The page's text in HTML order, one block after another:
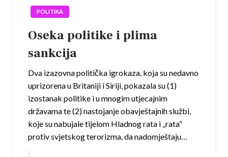
POLITIKA
Oseka politike i plima
sankcija
Dva izazovna politička igrokaza, koja su nedavno
uprizorena u Britaniji i Siriji, pokazala su (1)
izostanak politike i u mnogim utjecajnim
državama te (2) nastojanje obavještajnih službi,
koje su nabujale tijelom Hladnog rata i „rata“
protiv svjetskog terorizma, da nadomještaju…